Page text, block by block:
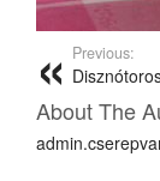
Previous:
About The